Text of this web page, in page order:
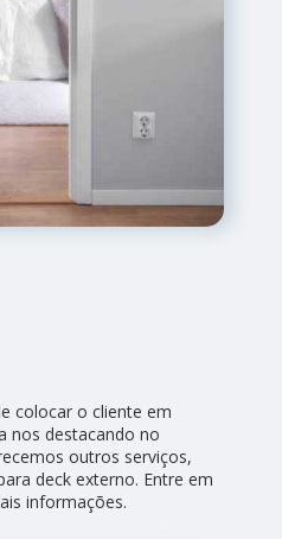
colocar o cliente em
nos destacando no
outros serviços,
deck externo. Entre em
informações.